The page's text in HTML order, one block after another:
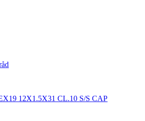
12X1.5X31 CL.10 S/S CAP